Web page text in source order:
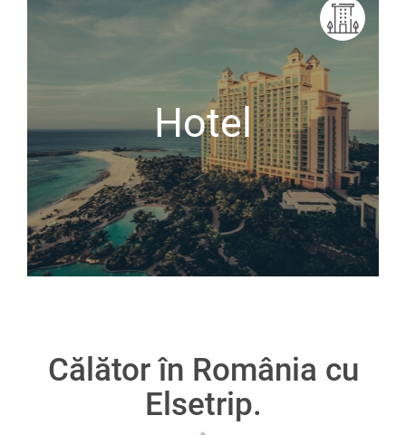
Hotel
Călător în România cu
Elsetrip.